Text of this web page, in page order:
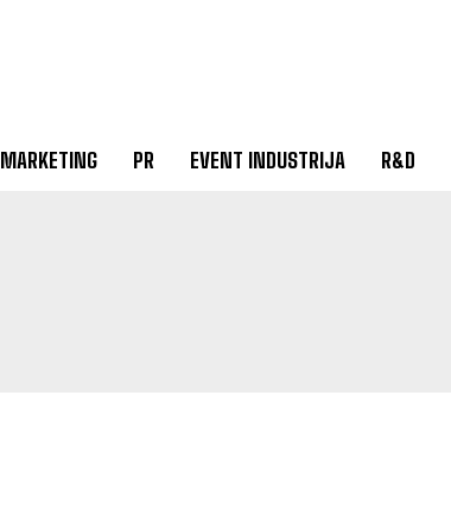
MARKETING PR EVENT INDUSTRIJA R&D